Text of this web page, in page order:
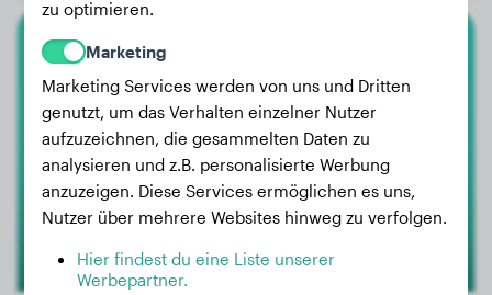
Leif
zu optimieren.
Marketing
Marketing Services werden von uns und Dritten
genutzt, um das Verhalten einzelner Nutzer
aufzuzeichnen, die gesammelten Daten zu
analysieren und z.B. personalisierte Werbung
anzuzeigen. Diese Services ermöglichen es uns,
Nutzer über mehrere Websites hinweg zu verfolgen.
Hier findest du eine Liste unserer
Werbepartner.